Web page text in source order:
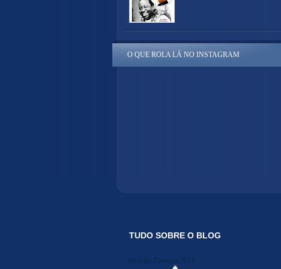
O QUE ROLA LÁ NO INSTAGRAM
TUDO SOBRE O BLOG
Midiakit Danosse 2014